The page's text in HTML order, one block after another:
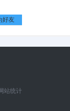
好友
站统计